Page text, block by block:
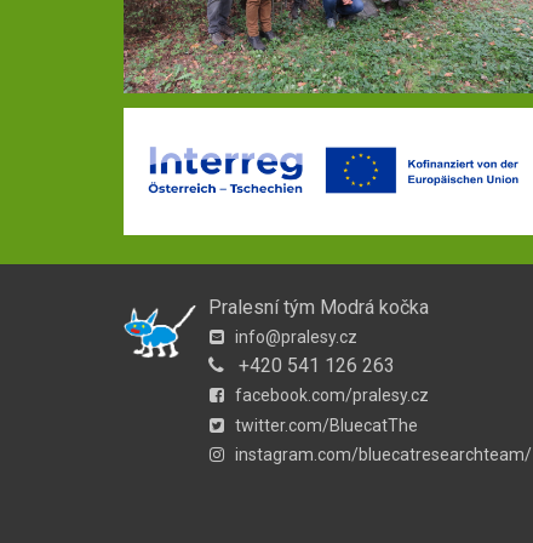
Pralesní tým Modrá kočka
info@pralesy.cz
+420 541 126 263
facebook.com/pralesy.cz
twitter.com/BluecatThe
instagram.com/bluecatresearchteam/